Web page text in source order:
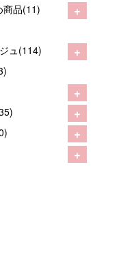
商品(11) +
ュ(114)
+
+
+
+
+